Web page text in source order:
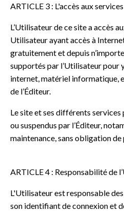
ARTICLE 3 : L'accès aux services
L’Utilisateur de ce site a accès
Utilisateur ayant accès à
gratuitement et depuis
supportés par l’Utilisateur pour
internet, matériel informatique,
de l’Éditeur.
Le site et ses différents
ou suspendus par l’Éditeur,
maintenance, sans obligation
ARTICLE 4 : Responsabilité de
L'Utilisateur est responsable
son identifiant de connexion et